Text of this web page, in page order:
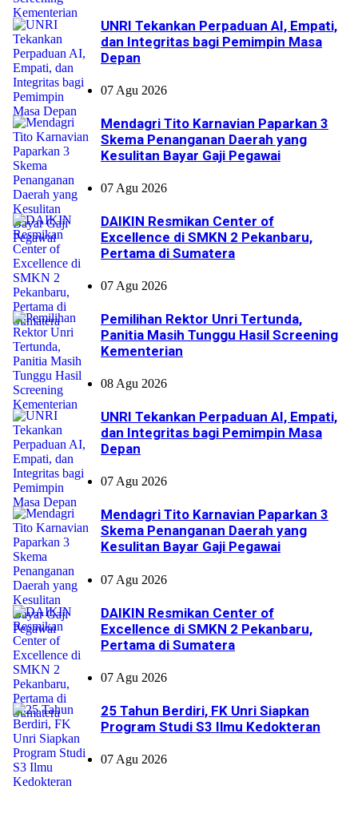
UNRI Tekankan Perpaduan AI, Empati,
dan Integritas bagi Pemimpin Masa
Depan
07 Agu 2026
Mendagri Tito Karnavian Paparkan 3
Skema Penanganan Daerah yang
Kesulitan Bayar Gaji Pegawai
07 Agu 2026
DAIKIN Resmikan Center of
Excellence di SMKN 2 Pekanbaru,
Pertama di Sumatera
07 Agu 2026
Pemilihan Rektor Unri Tertunda,
Panitia Masih Tunggu Hasil Screening
Kementerian
08 Agu 2026
UNRI Tekankan Perpaduan AI, Empati,
dan Integritas bagi Pemimpin Masa
Depan
07 Agu 2026
Mendagri Tito Karnavian Paparkan 3
Skema Penanganan Daerah yang
Kesulitan Bayar Gaji Pegawai
07 Agu 2026
DAIKIN Resmikan Center of
Excellence di SMKN 2 Pekanbaru,
Pertama di Sumatera
07 Agu 2026
25 Tahun Berdiri, FK Unri Siapkan
Program Studi S3 Ilmu Kedokteran
07 Agu 2026